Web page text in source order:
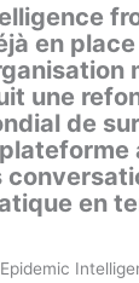
en
une
de
en